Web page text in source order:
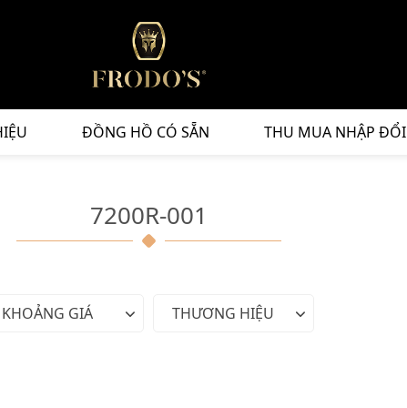
ĐỒNG HỒ CÓ SẴN THU MUA NHẬP ĐỔI
7200R-001
KHOẢNG GIÁ THƯƠNG HIỆU